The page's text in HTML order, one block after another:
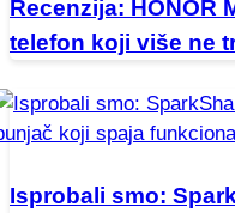
Recenzija: HONOR
telefon koji više ne
Isprobali smo: